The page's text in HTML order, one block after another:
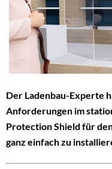
Der Ladenbau-Experte
Anforderungen im
Protection Shield für
ganz einfach zu